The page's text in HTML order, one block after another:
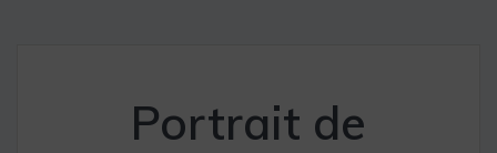
Portrait de